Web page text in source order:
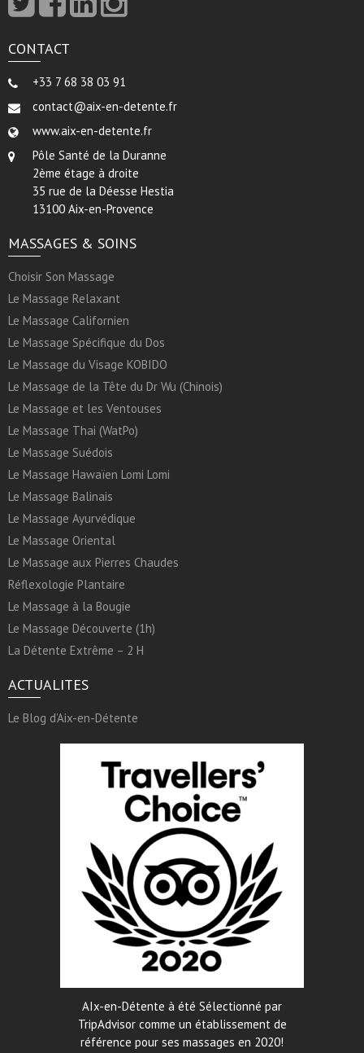
CONTACT
+33 7 68 38 03 91
contact@aix-en-detente.fr
www.aix-en-detente.fr
Pôle Santé de la Duranne
2ème étage à droite
35 rue de la Déesse Hestia
13100 Aix-en-Provence
MASSAGES & SOINS
Choisir Son Massage
Le Massage Relaxant
Le Massage Californien
Le Massage Spécifique du Dos
Le Massage du Visage KOBIDO
Le Massage de la Tête du Dr Wu (Chinois)
Le Massage et les Ventouses
Le Massage Thai (WatPo)
Le Massage Suédois
Le Massage Hawaïen Lomi Lomi
Le Massage Balinais
Le Massage Ayurvédique
Le Massage Oriental
Le Massage aux Pierres Chaudes
Réflexologie Plantaire
Le Massage à la Bougie
Le Massage Découverte (1h)
La Détente Extrême – 2 H
ACTUALITES
Le Blog d’Aix-en-Détente
AIx-en-Détente à été Sélectionné par
TripAdvisor comme un établissement de
référence pour ses massages en 2020!